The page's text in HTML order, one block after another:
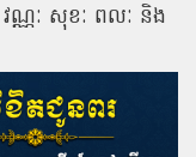
ណ្ណៈ សុខៈ ពលៈ និង